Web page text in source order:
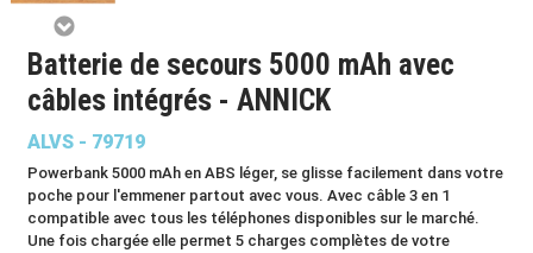
Batterie de secours 5000 mAh avec
câbles intégrés - ANNICK
ALVS - 79719
Powerbank 5000 mAh en ABS léger, se glisse facilement dans votre
poche pour l'emmener partout avec vous. Avec câble 3 en 1
compatible avec tous les téléphones disponibles sur le marché.
Une fois chargée elle permet 5 charges complètes de votre